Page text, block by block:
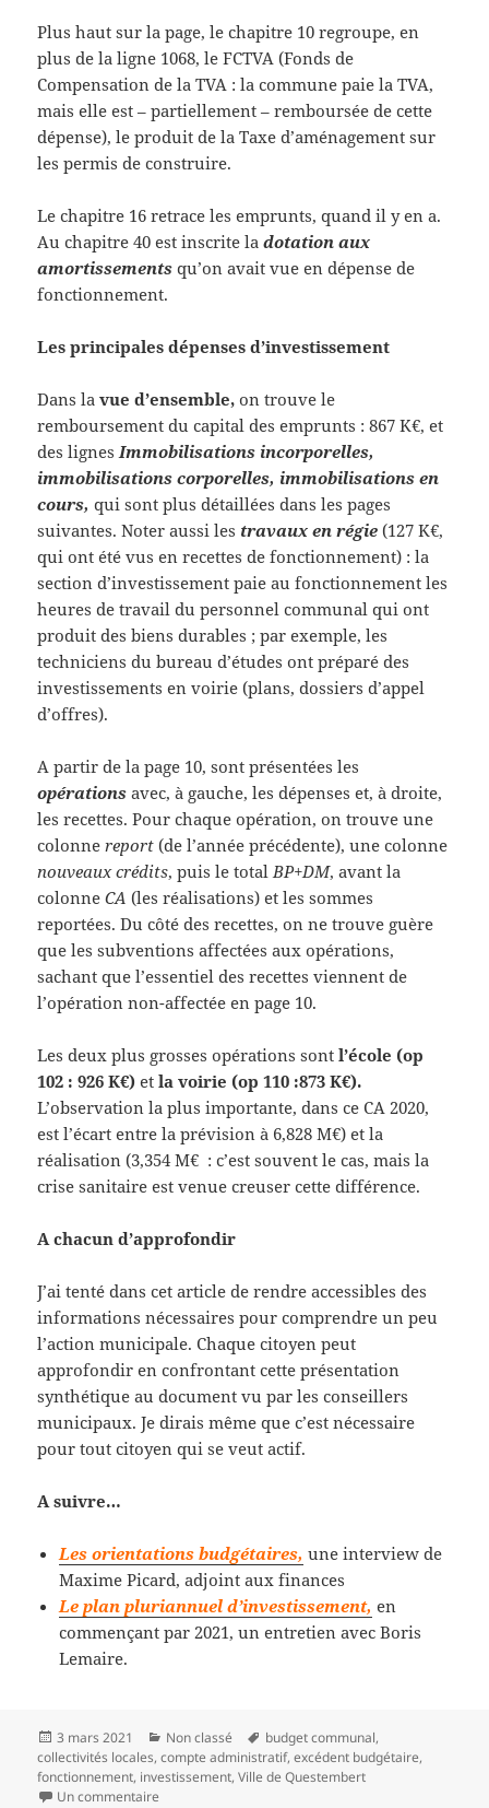
Plus haut sur la page, le chapitre 10 regroupe, en
plus de la ligne 1068, le FCTVA (Fonds de
Compensation de la TVA : la commune paie la TVA,
mais elle est – partiellement – remboursée de cette
dépense), le produit de la Taxe d’aménagement sur
les permis de construire.
Le chapitre 16 retrace les emprunts, quand il y en a.
Au chapitre 40 est inscrite ladotation aux
amortissements qu’on avait vue en dépense de
fonctionnement.
Les principales dépenses d’investissement
Dans lavue d’ensemble, on trouve le
remboursement du capital des emprunts : 867 K€, et
des lignesImmobilisations incorporelles,
immobilisations corporelles, immobilisations en
cours, qui sont plus détaillées dans les pages
suivantes. Noter aussi les travaux en régie (127 K€,
qui ont été vus en recettes de fonctionnement) : la
section d’investissement paie au fonctionnement les
heures de travail du personnel communal qui ont
produit des biens durables ; par exemple, les
techniciens du bureau d’études ont préparé des
investissements en voirie (plans, dossiers d’appel
d’offres).
A partir de la page 10, sont présentées les
opérations avec, à gauche, les dépenses et, à droite,
les recettes. Pour chaque opération, on trouve une
colonnereport (de l’année précédente), une colonne
nouveaux crédits, puis le totalBP+DM, avant la
colonneCA(les réalisations) et les sommes
reportées. Du côté des recettes, on ne trouve guère
que les subventions affectées aux opérations,
sachant que l’essentiel des recettes viennent de
l’opération non-affectée en page 10.
Les deux plus grosses opérations sontl’école (op
102 : 926 K€) etla voirie (op 110 :873 K€).
L’observation la plus importante, dans ce CA 2020,
est l’écart entre la prévision à 6,828 M€) et la
réalisation (3,354 M€ : c’est souvent le cas, mais la
crise sanitaire est venue creuser cette différence.
A chacun d’approfondir
J’ai tenté dans cet article de rendre accessibles des
informations nécessaires pour comprendre un peu
l’action municipale. Chaque citoyen peut
approfondir en confrontant cette présentation
synthétique au document vu par les conseillers
municipaux. Je dirais même que c’est nécessaire
pour tout citoyen qui se veut actif.
A suivre…
Les orientations budgétaires, une interview de
Maxime Picard, adjoint aux finances
Le plan pluriannuel d’investissement, en
commençant par 2021, un entretien avec Boris
Lemaire.
Publié
le
3 mars 2021 Catégories
Non classé
Mots-
clés
budget communal,
collectivités locales,compte administratif,excédent budgétaire,
fonctionnement, investissement,Ville de Questembert
Un commentaire